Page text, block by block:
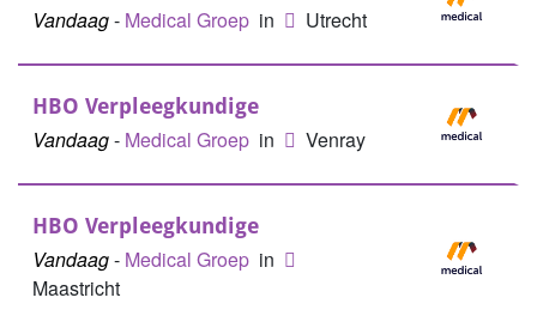
Vandaag- Medical Groep in Utrecht
HBO Verpleegkundige
Vandaag- Medical Groep in Venray
HBO Verpleegkundige
Vandaag- Medical Groep in
Maastricht